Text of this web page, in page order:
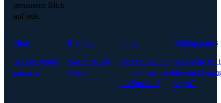
genaueren Blick
auf jede.
Notes
Was ist gerade
passiert?
Briefings
Was muss ich
wissen?
Plans
Was ist der Plan
— und was gerät
ins Stocken?
Talking points
Was sollte ich
diesem
sagen?